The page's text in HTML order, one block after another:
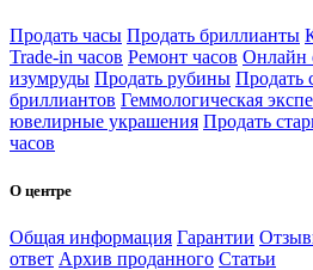
Продать часы Продать бриллианты
Trade-in часов Ремонт часов Онлайн
изумруды Продать рубины Продать
бриллиантов Геммологическая
ювелирные украшения Продать
часов
О центре
Общая информация Гарантии
ответ Архив проданного Статьи